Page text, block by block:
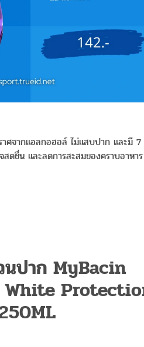
กแอลกอฮอล์ ไม่แสบปาก และมี 7
ดชื่น และลดการสะสมของคราบอาหาร
นปาก MyBacin